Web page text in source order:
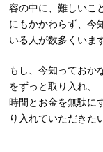
容の中に、難しいこ
にもかかわらず、今
いる人が数多くいま
もし、今知っておか
をずっと取り入れ、
時間とお金を無駄に
り入れていただきた